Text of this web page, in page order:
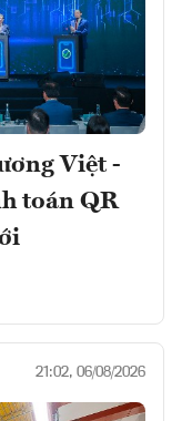
Việt -
toán QR
21:02, 06/08/2026